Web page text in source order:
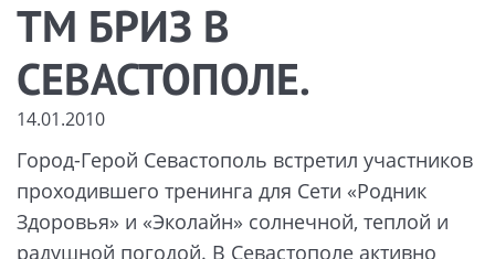
ТМ БРИЗ В
СЕВАСТОПОЛЕ.
14.01.2010
Город-Герой Севастополь встретил участников
проходившего тренинга для Сети «Родник
Здоровья» и «Эколайн» солнечной, теплой и
радушной погодой. В Севастополе активно